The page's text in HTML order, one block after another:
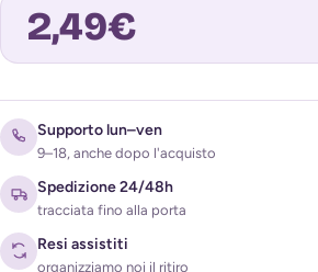
2,49€
Supporto lun–ven
9–18, anche dopo l'acquisto
Spedizione 24/48h
tracciata fino alla porta
Resi assistiti
organizziamo noi il ritiro